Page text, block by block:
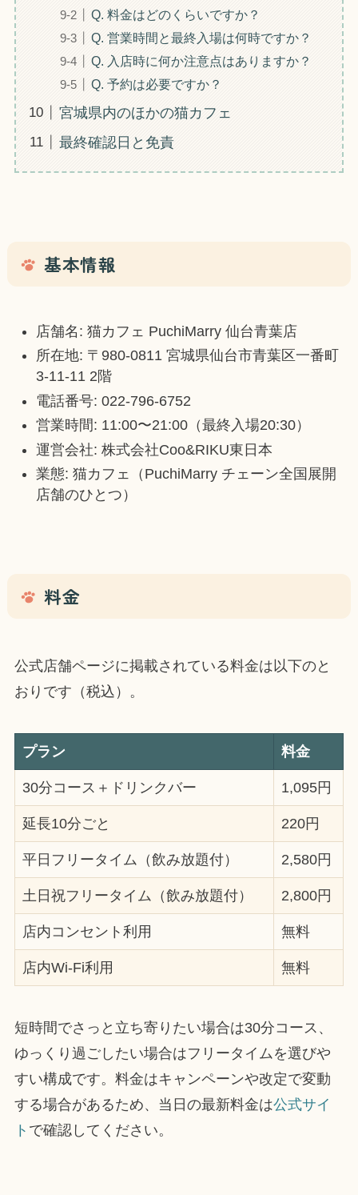
Q. 料金はどのくらいですか？
Q. 営業時間と最終入場は何時ですか？
Q. 入店時に何か注意点はありますか？
Q. 予約は必要ですか？
宮城県内のほかの猫カフェ
最終確認日と免責
基本情報
店舗名: 猫カフェ PuchiMarry 仙台青葉店
所在地: 〒980-0811 宮城県仙台市青葉区一番町
3-11-11 2階
電話番号: 022-796-6752
営業時間: 11:00〜21:00（最終入場20:30）
運営会社: 株式会社Coo&RIKU東日本
業態: 猫カフェ（PuchiMarry チェーン全国展開
店舗のひとつ）
料金
公式店舗ページに掲載されている料金は以下のと
おりです（税込）。
プラン 料金
30分コース＋ドリンクバー 1,095円
延長10分ごと 220円
平日フリータイム（飲み放題付） 2,580円
土日祝フリータイム（飲み放題付） 2,800円
店内コンセント利用 無料
店内Wi-Fi利用 無料
短時間でさっと立ち寄りたい場合は30分コース、
ゆっくり過ごしたい場合はフリータイムを選びや
すい構成です。料金はキャンペーンや改定で変動
する場合があるため、当日の最新料金は公式サイ
ト で確認してください。